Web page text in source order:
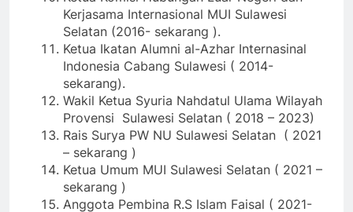
Kerjasama Internasional MUI Sulawesi
Selatan (2016- sekarang ).
Ketua Ikatan Alumni al-Azhar Internasinal
Indonesia Cabang Sulawesi ( 2014-
sekarang).
Wakil Ketua Syuria Nahdatul Ulama Wilayah
Provensi Sulawesi Selatan ( 2018 – 2023)
Rais Surya PW NU Sulawesi Selatan ( 2021
– sekarang )
Ketua Umum MUI Sulawesi Selatan ( 2021 –
sekarang )
Anggota Pembina R.S Islam Faisal ( 2021-